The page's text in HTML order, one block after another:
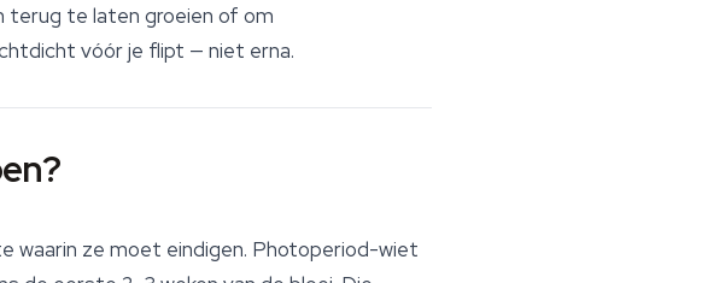
terug te laten groeien of om
vóór je flipt — niet erna.
waarin ze moet eindigen. Photoperiod-wiet